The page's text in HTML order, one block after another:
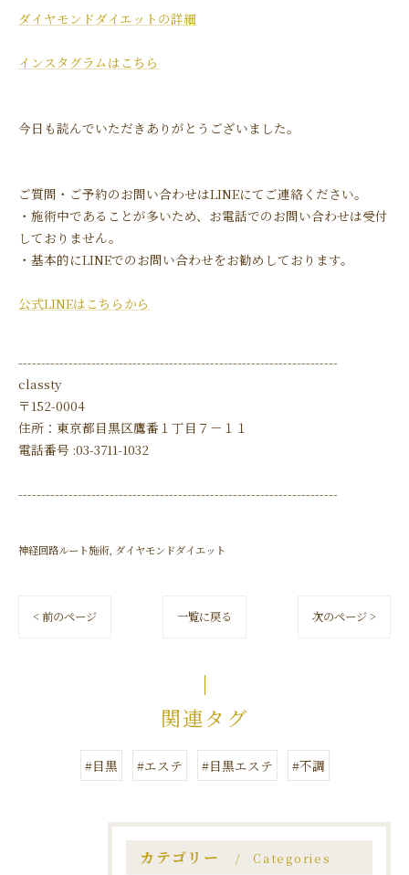
ダイヤモンドダイエットの詳細
インスタグラムはこちら
今日も読んでいただきありがとうございました。
ご質問・ご予約のお問い合わせはLINEにてご連絡ください。
・施術中であることが多いため、お電話でのお問い合わせは受付
しておりません。
・基本的にLINEでのお問い合わせをお勧めしております。
公式LINEはこちらから
----------------------------------------------------------------------
classty
〒152-0004
住所：東京都目黒区鷹番１丁目７－１１
電話番号 :03-3711-1032
----------------------------------------------------------------------
神経回路ルート施術 ダイヤモンドダイエット
< 前のページ 一覧に戻る 次のページ >
関連タグ
#目黒 #エステ #目黒エステ #不調
カテゴリー Categories